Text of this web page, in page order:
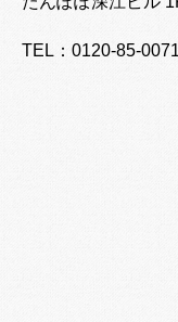
TEL：0120-85-0071